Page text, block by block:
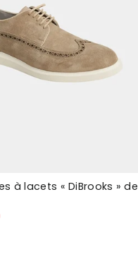
à lacets « DiBrooks » de